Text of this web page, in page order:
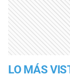
LO MÁS